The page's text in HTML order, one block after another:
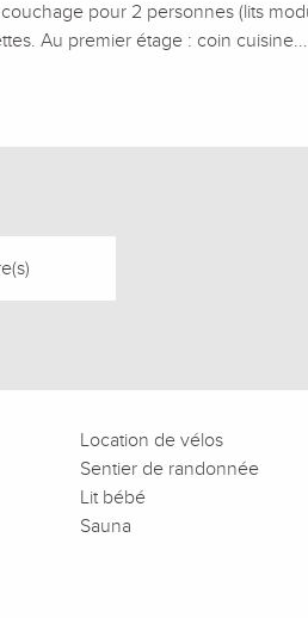
pour 2 personnes (lits
Au premier étage : coin cuisine...
Location de vélos
Sentier de randonnée
Lit bébé
Sauna